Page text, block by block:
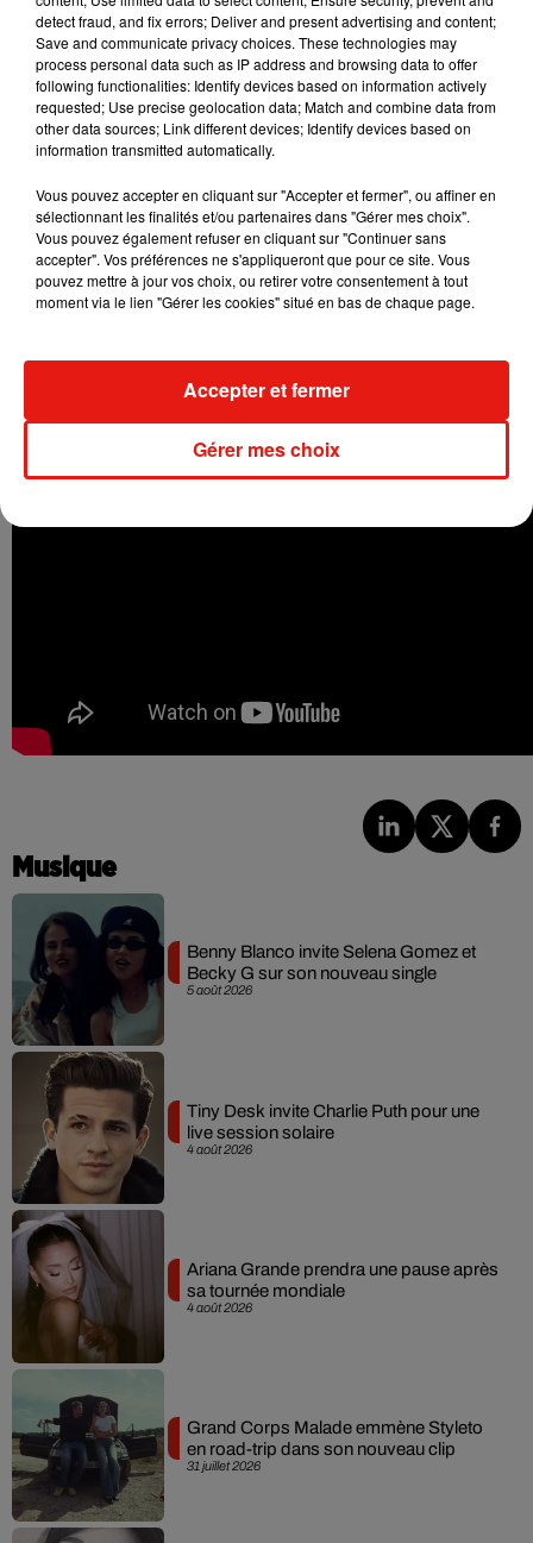
Musique
5 août 2026
Benny Blanco invite Selena Gomez et
Becky G sur son nouveau single
4 août 2026
Tiny Desk invite Charlie Puth pour une
live session solaire
4 août 2026
Ariana Grande prendra une pause après
sa tournée mondiale
31 juillet 2026
Grand Corps Malade emmène Styleto
en road-trip dans son nouveau clip
detect fraud, and fix errors; Deliver and present advertising and content;
Save and communicate privacy choices. These technologies may
process personal data such as IP address and browsing data to offer
following functionalities: Identify devices based on information actively
requested; Use precise geolocation data; Match and combine data from
other data sources; Link different devices; Identify devices based on
information transmitted automatically.
Vous pouvez accepter en cliquant sur "Accepter et fermer", ou affiner en
sélectionnant les finalités et/ou partenaires dans "Gérer mes choix".
Vous pouvez également refuser en cliquant sur "Continuer sans
accepter". Vos préférences ne s'appliqueront que pour ce site. Vous
pouvez mettre à jour vos choix, ou retirer votre consentement à tout
moment via le lien "Gérer les cookies" situé en bas de chaque page.
Gérer mes choix
Accepter et fermer